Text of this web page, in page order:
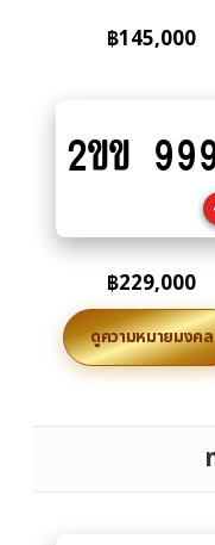
฿145,000
to
2ขข
฿229,000
ดูความหมายมงคล